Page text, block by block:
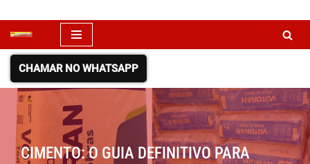
Pular
para
o
conteúdo
CHAMAR NO WHATSAPP
CIMENTO: O GUIA DEFINITIVO PARA